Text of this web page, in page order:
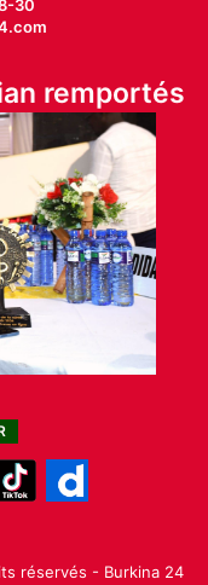
30
remportés
réservés - Burkina 24